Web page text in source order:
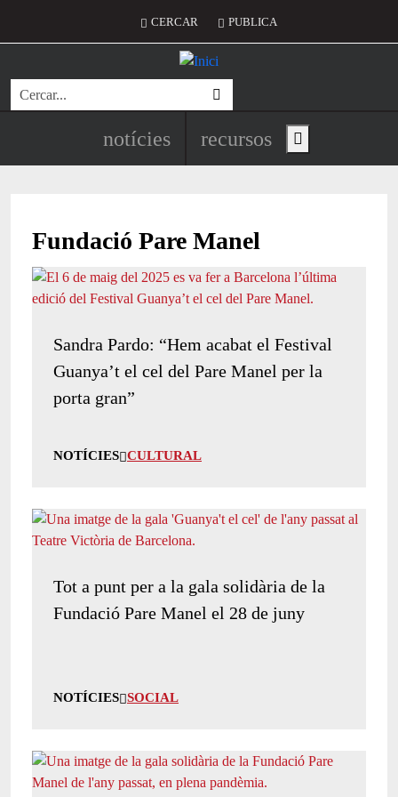
Menú del compte d'usuari
CERCAR PUBLICA
Cerca
Navegació principal de
notícies recursos Show main menu
Fundació Pare Manel
Sandra Pardo: “Hem acabat el Festival
Guanya’t el cel del Pare Manel per la
porta gran”
NOTÍCIES CULTURAL
Tot a punt per a la gala solidària de la
Fundació Pare Manel el 28 de juny
NOTÍCIES SOCIAL